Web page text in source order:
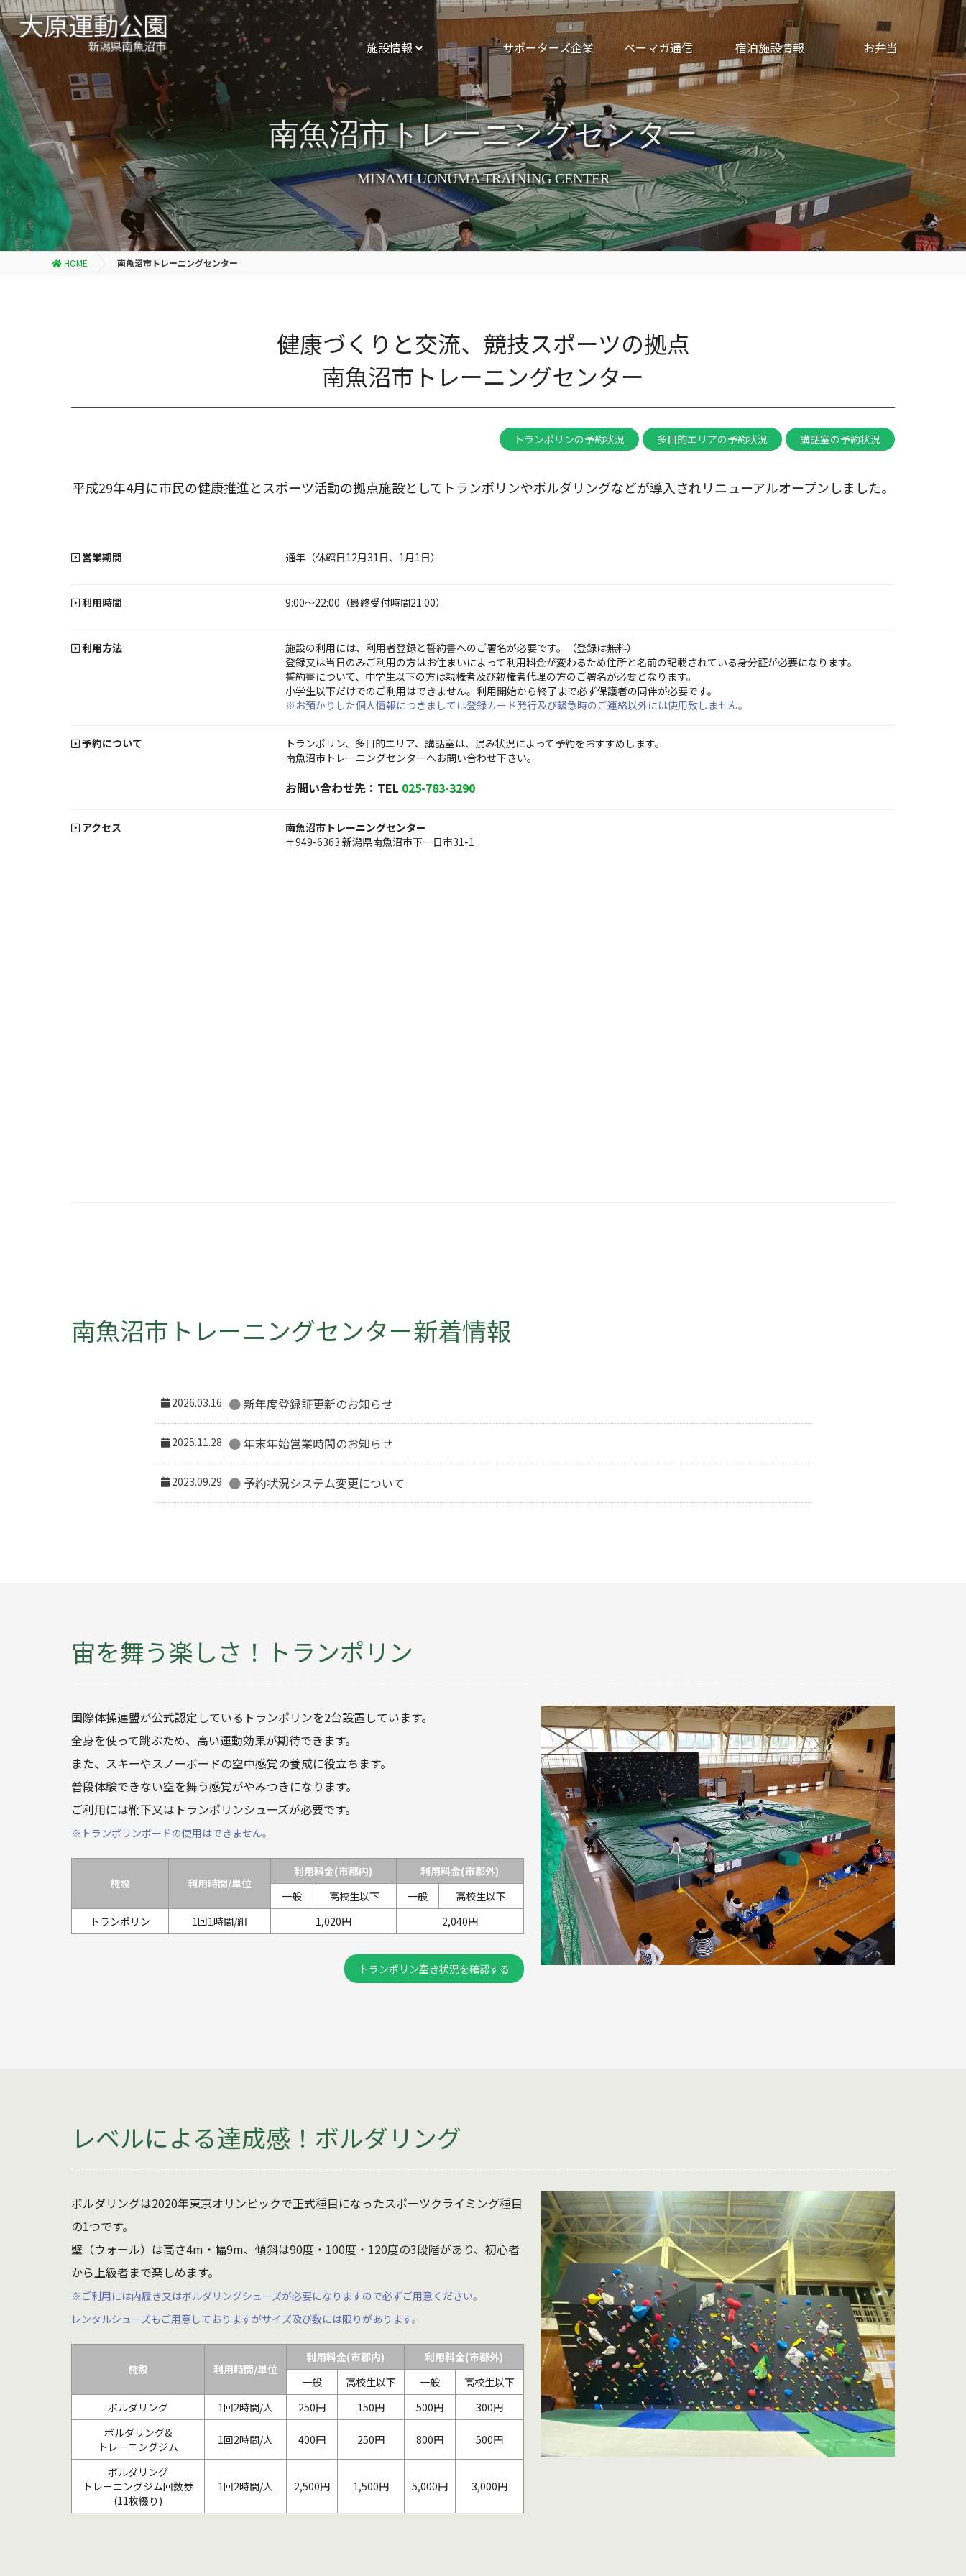
施設情報 サポーターズ企業 ベーマガ通信 宿泊施設情報 お弁当
南魚沼市トレーニングセンター
MINAMI UONUMA TRAINING CENTER
HOME 南魚沼市トレーニングセンター
健康づくりと交流、競技スポーツの拠点
南魚沼市トレーニングセンター
講話室の予約状況
多目的エリアの予約状況
トランポリンの予約状況
平成29年4月に市民の健康推進とスポーツ活動の拠点施設としてトランポリンやボルダリングなどが導入されリニューアルオープンしました。
営業期間 通年（休館日12月31日、1月1日）
利用時間 9:00～22:00（最終受付時間21:00）
利用方法
施設の利用には、利用者登録と誓約書へのご署名が必要です。（登録は無料）
登録又は当日のみご利用の方はお住まいによって利用料金が変わるため住所と名前の記載されている身分証が必要になります。
誓約書について、中学生以下の方は親権者及び親権者代理の方のご署名が必要となります。
小学生以下だけでのご利用はできません。利用開始から終了まで必ず保護者の同伴が必要です。
※お預かりした個人情報につきましては登録カード発行及び緊急時のご連絡以外には使用致しません。
予約について
トランポリン、多目的エリア、講話室は、混み状況によって予約をおすすめします。
南魚沼市トレーニングセンターへお問い合わせ下さい。
お問い合わせ先：TEL 025-783-3290
アクセス
南魚沼市トレーニングセンター
〒949-6363 新潟県南魚沼市下一日市31-1
南魚沼市トレーニングセンター新着情報
2026.03.16 新年度登録証更新のお知らせ
2025.11.28 年末年始営業時間のお知らせ
2023.09.29 予約状況システム変更について
宙を舞う楽しさ！トランポリン
国際体操連盟が公式認定しているトランポリンを2台設置しています。
全身を使って跳ぶため、高い運動効果が期待できます。
また、スキーやスノーボードの空中感覚の養成に役立ちます。
普段体験できない空を舞う感覚がやみつきになります。
ご利用には靴下又はトランポリンシューズが必要です。
※トランポリンボードの使用はできません。
施設 利用時間/単位
利用料金(市郡内)
利用料金(市郡外)
一般
高校生以下 一般
高校生以下
トランポリン
1回1時間/組 1,020円 2,040円
トランポリン空き状況を確認する
レベルによる達成感！ボルダリング
ボルダリングは2020年東京オリンピックで正式種目になったスポーツクライミング種目
の1つです。
壁（ウォール）は高さ4m・幅9m、傾斜は90度・100度・120度の3段階があり、初心者
から上級者まで楽しめます。
※ご利用には内履き又はボルダリングシューズが必要になりますので必ずご用意ください。
レンタルシューズもご用意しておりますがサイズ及び数には限りがあります。
施設 利用時間/単位
利用料金(市郡内)
利用料金(市郡外)
一般
高校生以下 一般
高校生以下
ボルダリング
1回2時間/人 250円 150円 500円
300円
ボルダリング&
トレーニングジム
1回2時間/人 400円 250円 800円 500円
ボルダリング
トレーニングジム回数券
(11枚綴り)
1回2時間/人 2,500円 1,500円 5,000円 3,000円